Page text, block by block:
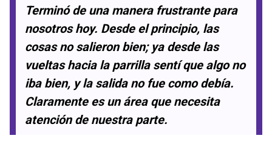
Terminó de una manera frustrante para
nosotros hoy. Desde el principio, las
cosas no salieron bien; ya desde las
vueltas hacia la parrilla sentí que algo no
iba bien, y la salida no fue como debía.
Claramente es un área que necesita
atención de nuestra parte.